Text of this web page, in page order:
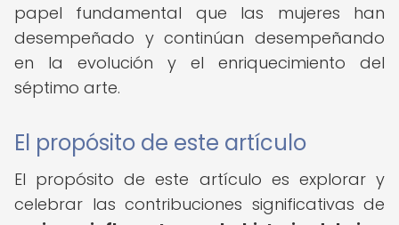
papel fundamental que las mujeres han
desempeñado y continúan desempeñando
en la evolución y el enriquecimiento del
séptimo arte.
El propósito de este artículo
El propósito de este artículo es explorar y
celebrar las contribuciones significativas de